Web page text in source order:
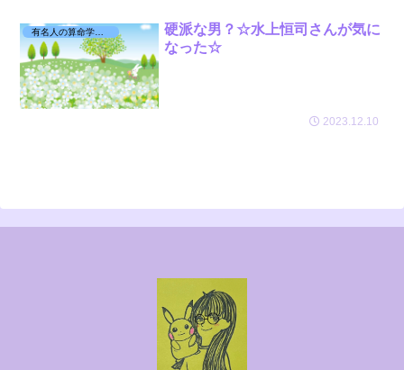
有名人の算命学日記☆
硬派な男？☆水上恒司さんが気に
なった☆
2023.12.10